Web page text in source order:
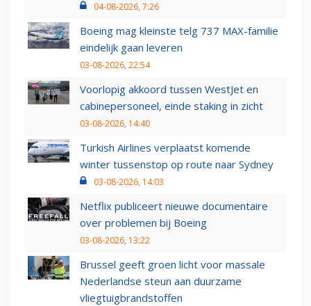
04-08-2026, 7:26
Boeing mag kleinste telg 737 MAX-familie
eindelijk gaan leveren
03-08-2026, 22:54
Voorlopig akkoord tussen WestJet en
cabinepersoneel, einde staking in zicht
03-08-2026, 14:40
Turkish Airlines verplaatst komende
winter tussenstop op route naar Sydney
03-08-2026, 14:03
Netflix publiceert nieuwe documentaire
over problemen bij Boeing
03-08-2026, 13:22
Brussel geeft groen licht voor massale
Nederlandse steun aan duurzame
vliegtuigbrandstoffen